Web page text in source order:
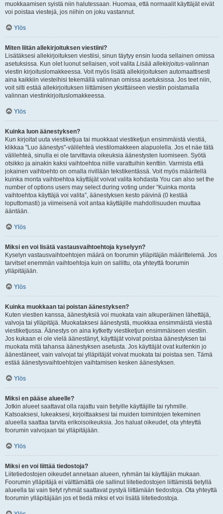
muokkaamisen syistä niin halutessaan. Huomaa, että normaalit käyttäjät eivät
voi poistaa viestejä, jos niihin on joku vastannut.
Ylös
Miten liitän allekirjoituksen viestiini?
Lisätäksesi allekirjoituksen viestiisi, sinun täytyy ensin luoda sellainen omissa
asetuksissa. Kun olet luonut sellaisen, voit valita Lisää allekirjoitus-valinnan
viestin kirjoituslomakkeessa. Voit myös lisätä allekirjoituksen automaattisesti
aina kaikkiin viesteihisi tekemällä valinnan omissa asetuksissa. Jos teet niin,
voit silti estää allekirjoituksen liittämisen yksittäiseen viestiin poistamalla
valinnan viestinkirjoituslomakkeessa.
Ylös
Kuinka luon äänestyksen?
Kun kirjoitat uuta viestiketjua tai muokkaat viestiketjun ensimmäistä viestiä,
klikkaa "Luo äänestys"-välilehteä viestilomakkeen alapuolella. Jos et näe tätä
välilehteä, sinulla ei ole tarvittavia oikeuksia äänestysten luomiseen. Syötä
otsikko ja ainakin kaksi vaihtoehtoa niille varattuihin kenttiin. Varmista että
jokainen vaihtoehto on omalla rivillään tekstikentässä. Voit myös määritellä
kuinka monta vaihtoehtoa käyttäjät voivat valita kohdasta You can also set the
number of options users may select during voting under “Kuinka monta
vaihtoehtoa käyttäjä voi valita”, äänestyksen kesto päivinä (0 kestää
loputtomasti) ja viimeisenä voit antaa käyttäjille mahdollisuuden muuttaa
ääntään.
Ylös
Miksi en voi lisätä vastausvaihtoehtoja kyselyyn?
Kyselyn vastausvaihtoehtojen määrä on foorumin ylläpitäjän määrittelemä. Jos
tarvitset enemmän vaihtoehtoja kuin on sallittu, ota yhteyttä foorumin
ylläpitäjään.
Ylös
Kuinka muokkaan tai poistan äänestyksen?
Kuten viestien kanssa, äänestyksiä voi muokata vain alkuperäinen lähettäjä,
valvoja tai ylläpitäjä. Muokataksesi äänestystä, muokkaa ensimmäistä viestiä
viestiketjussa. Äänestys on aina kytketty viestiketjun ensimmäiseen viestiin.
Jos kukaan ei ole vielä äänestänyt, käyttäjät voivat poistaa äänestyksen tai
muokata mitä tahansa äänestyksen asetusta. Jos käyttäjät ovat kuitenkin jo
äänestäneet, vain valvojat tai ylläpitäjät voivat muokata tai poistaa sen. Tämä
estää äänestysvaihtoehtojen vaihtamisen kesken äänestyksen.
Ylös
Miksi en pääse alueelle?
Jotkin alueet saattavat olla rajattu vain tietyille käyttäjille tai ryhmille.
Katsoaksesi, lukeaksesi, kirjoittaaksesi tai muiden toimintojen tekeminen
alueella saattaa tarvita erikoisoikeuksia. Jos haluat oikeudet, ota yhteyttä
foorumin valvojaan tai ylläpitäjään.
Ylös
Miksi en voi liittää tiedostoja?
Liitetiedostojen oikeudet annetaan alueen, ryhmän tai käyttäjän mukaan.
Foorumin ylläpitäjä ei välttämättä ole sallinut liitetiedostojen liittämistä tietyllä
alueella tai vain tietyt ryhmät saattavat pystyä liittämään tiedostoja. Ota yhteyttä
foorumin ylläpitäjään jos et tiedä miksi et voi lisätä liitetiedostoja.